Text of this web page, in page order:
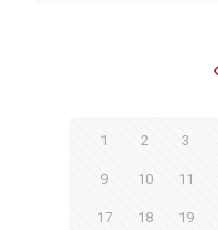
1 2 3
9 10 11
17 18 19